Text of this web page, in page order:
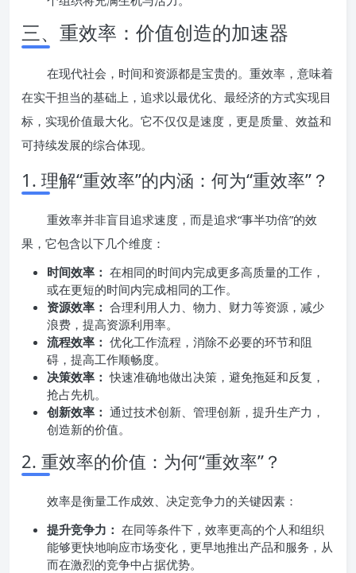
三、重效率：价值创造的加速器
在现代社会，时间和资源都是宝贵的。重效率，意味着
在实干担当的基础上，追求以最优化、最经济的方式实现目
标，实现价值最大化。它不仅仅是速度，更是质量、效益和
可持续发展的综合体现。
1. 理解“重效率”的内涵：何为“重效率”？
重效率并非盲目追求速度，而是追求“事半功倍”的效
果，它包含以下几个维度：
时间效率： 在相同的时间内完成更多高质量的工作，
或在更短的时间内完成相同的工作。
资源效率： 合理利用人力、物力、财力等资源，减少
浪费，提高资源利用率。
流程效率： 优化工作流程，消除不必要的环节和阻
碍，提高工作顺畅度。
决策效率： 快速准确地做出决策，避免拖延和反复，
抢占先机。
创新效率： 通过技术创新、管理创新，提升生产力，
创造新的价值。
2. 重效率的价值：为何“重效率”？
效率是衡量工作成效、决定竞争力的关键因素：
提升竞争力： 在同等条件下，效率更高的个人和组织
能够更快地响应市场变化，更早地推出产品和服务，从
而在激烈的竞争中占据优势。